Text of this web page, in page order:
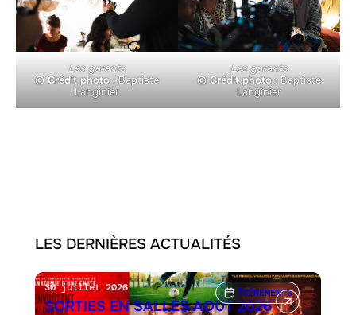
Les garants
© Crédit photo : Baptiste
Langinier
Les garants
© Crédit photo : Baptiste
Langinier
LES DERNIÈRES ACTUALITÉS
ÉVÉNEMENTS
30 juillet 2026
SORTIES EN SALLES AOÛT 2026